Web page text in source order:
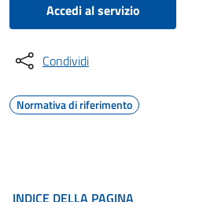
Accedi al servizio
Condividi
Normativa di riferimento
INDICE DELLA PAGINA